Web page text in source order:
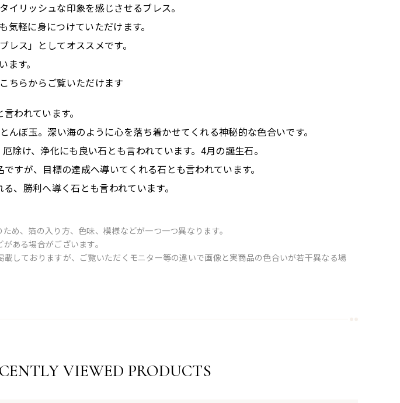
リッシュな印象を感じさせるブレス。
軽に身につけていただけます。
レス」としてオススメです。
す。
ちらからご覧いただけます
われています。
んぼ玉。深い海のように心を落ち着かせてくれる神秘的な色合いです。
除け、浄化にも良い石とも言われています。4月の誕生石。
すが、目標の達成へ導いてくれる石とも言われています。
、勝利へ導く石とも言われています。
め、箔の入り方、色味、模様などが一つ一つ異なります。
ある場合がございます。
しておりますが、ご覧いただくモニター等の違いで画像と実商品の色合いが若干異なる場
VIEWED PRODUCTS